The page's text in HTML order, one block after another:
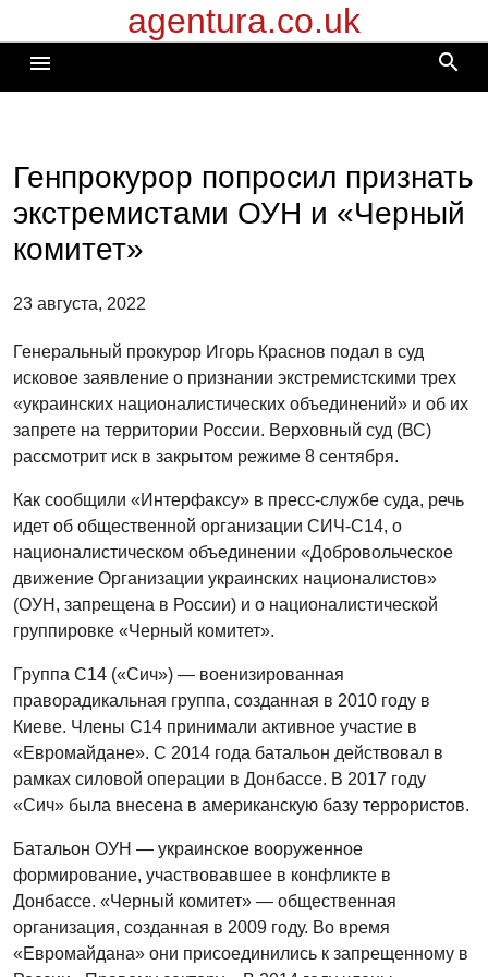
к
содержимому
agentura.co.uk
menu search
Генпрокурор попросил признать
экстремистами ОУН и «Черный
комитет»
23 августа, 2022
Генеральный прокурор Игорь Краснов подал в суд
исковое заявление о признании экстремистскими трех
«украинских националистических объединений» и об их
запрете на территории России. Верховный суд (ВС)
рассмотрит иск в закрытом режиме 8 сентября.
Как сообщили «Интерфаксу» в пресс-службе суда, речь
идет об общественной организации СИЧ-С14, о
националистическом объединении «Добровольческое
движение Организации украинских националистов»
(ОУН, запрещена в России) и о националистической
группировке «Черный комитет».
Группа С14 («Сич») — военизированная
праворадикальная группа, созданная в 2010 году в
Киеве. Члены С14 принимали активное участие в
«Евромайдане». С 2014 года батальон действовал в
рамках силовой операции в Донбассе. В 2017 году
«Сич» была внесена в американскую базу террористов.
Батальон ОУН — украинское вооруженное
формирование, участвовавшее в конфликте в
Донбассе. «Черный комитет» — общественная
организация, созданная в 2009 году. Во время
«Евромайдана» они присоединились к запрещенному в